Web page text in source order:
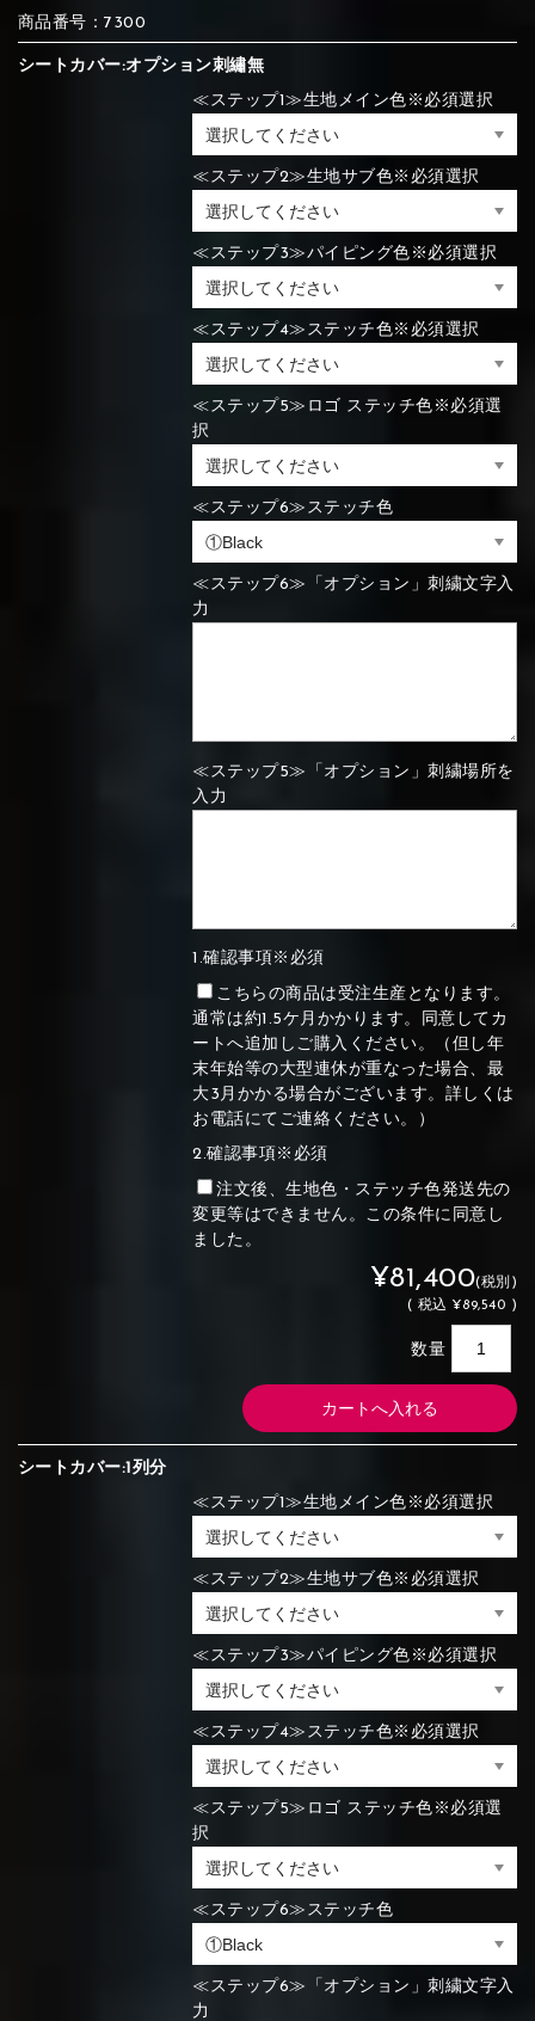
⑪Black ⑫Ivory
⑭Caramel ⑮Wine red
⑦Blue
⑪Black ⑫Ivory
⑭Caramel ⑮Wine red
⑧Orange
⑪Black ⑫Ivory
⑭Caramel ⑮Wine red
④Beige
⑧Yellow ⑨Orange
⑪Blue ⑫Aqua blue
⑭Pink
⑳Purple ㉑Violet
④Beige
⑧Yellow ⑨Orange
⑪Blue ⑫Aqua blue
⑭Pink
商品番号：7300
シートカバー:オプション刺繡無
≪ステップ1≫生地メイン色※必須選択
≪ステップ2≫生地サブ色※必須選択
≪ステップ3≫パイピング色※必須選択
≪ステップ4≫ステッチ色※必須選択
≪ステップ5≫ロゴ ステッチ色※必須選
択
≪ステップ6≫ステッチ色
≪ステップ6≫「オプション」刺繍文字入
力
≪ステップ5≫「オプション」刺繍場所を
入力
1.確認事項※必須
こちらの商品は受注生産となります。
通常は約1.5ケ月かかります。同意してカ
ートへ追加しご購入ください。（但し年
末年始等の大型連休が重なった場合、最
大3月かかる場合がございます。詳しくは
お電話にてご連絡ください。）
2.確認事項※必須
注文後、生地色・ステッチ色発送先の
変更等はできません。この条件に同意し
ました。
¥81,400(税別)
( 税込 ¥89,540 )
数量
シートカバー:1列分
≪ステップ1≫生地メイン色※必須選択
≪ステップ2≫生地サブ色※必須選択
≪ステップ3≫パイピング色※必須選択
≪ステップ4≫ステッチ色※必須選択
≪ステップ5≫ロゴ ステッチ色※必須選
択
≪ステップ6≫ステッチ色
≪ステップ6≫「オプション」刺繍文字入
力